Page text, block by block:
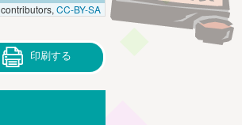
contributors, CC-BY-SA
印刷する